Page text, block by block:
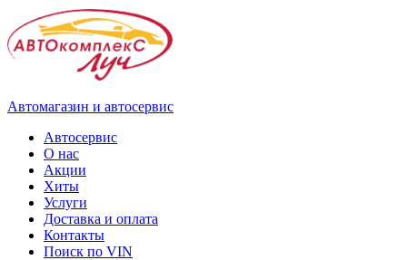
Автомагазин и автосервис
Автосервис
О нас
Акции
Хиты
Услуги
Доставка и оплата
Контакты
Поиск по VIN